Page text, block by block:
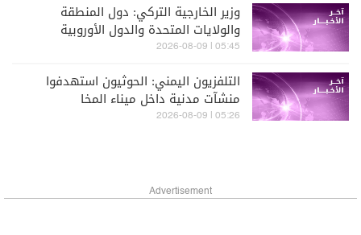
وزير الخارجية التركي: دول المنطقة
والولايات المتحدة والدول الأوروبية
والآسيوية تطالب بفتح مضيق هرمز فورا
05:45 | 2026-08-09
التلفزيون اليمني: الحوثيون استهدفوا
منشآت مدنية داخل ميناء المخا
05:26 | 2026-08-09
Advertisement